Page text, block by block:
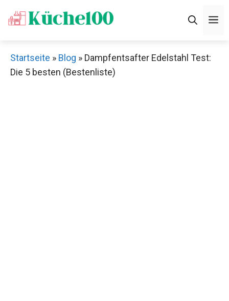
Inhalt
Startseite » Blog » Dampfentsafter Edelstahl Test:
Die 5 besten (Bestenliste)